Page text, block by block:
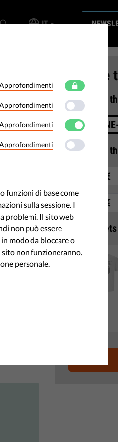
IT
di
è
1 Select
2 Select
10 €
35 €
€50
Approfondimenti
Approfondimenti
Approfondimenti
Approfondimenti
funzioni di base come
sulla sessione. I
problemi. Il sito web
non può essere
modo da bloccare o
sito non funzioneranno.
personale.